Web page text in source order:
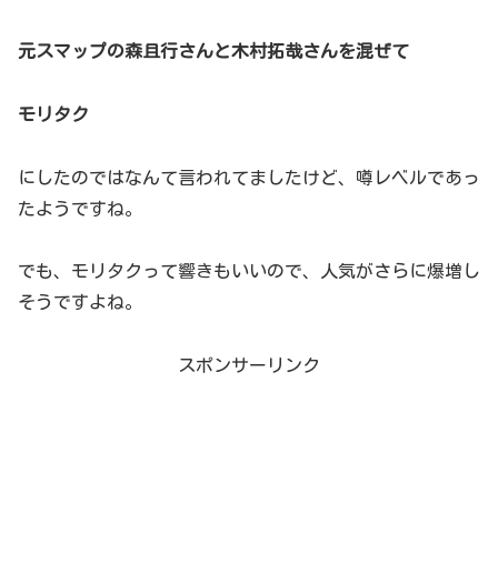
元スマップの森且行さんと木村拓哉さんを混ぜて
モリタク
にしたのではなんて言われてましたけど、噂レベルであっ
たようですね。
でも、モリタクって響きもいいので、人気がさらに爆増し
そうですよね。
スポンサーリンク